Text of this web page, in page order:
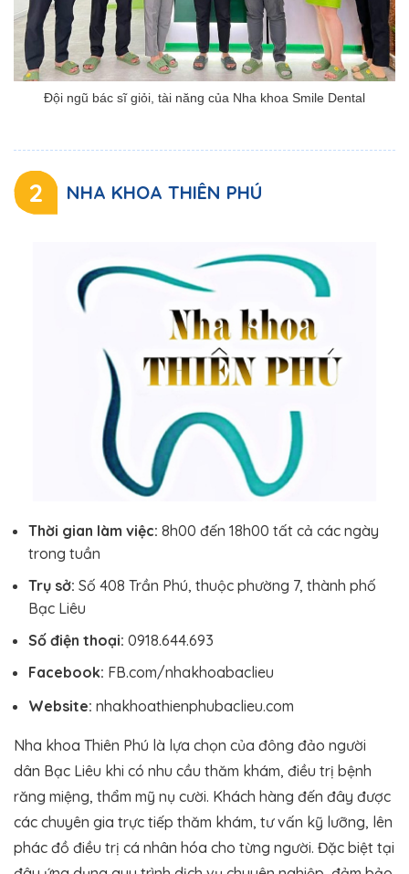
Đội ngũ bác sĩ giỏi, tài năng của Nha khoa Smile Dental
2 NHA KHOA THIÊN PHÚ
Thời gian làm việc: 8h00 đến 18h00 tất cả các ngày
trong tuần
Trụ sở: Số 408 Trần Phú, thuộc phường 7, thành phố
Bạc Liêu
Số điện thoại: 0918.644.693
Facebook: FB.com/nhakhoabaclieu
Website: nhakhoathienphubaclieu.com
Nha khoa Thiên Phú là lựa chọn của đông đảo người
dân Bạc Liêu khi có nhu cầu thăm khám, điều trị bệnh
răng miệng, thẩm mỹ nụ cười. Khách hàng đến đây được
các chuyên gia trực tiếp thăm khám, tư vấn kỹ lưỡng, lên
phác đồ điều trị cá nhân hóa cho từng người. Đặc biệt tại